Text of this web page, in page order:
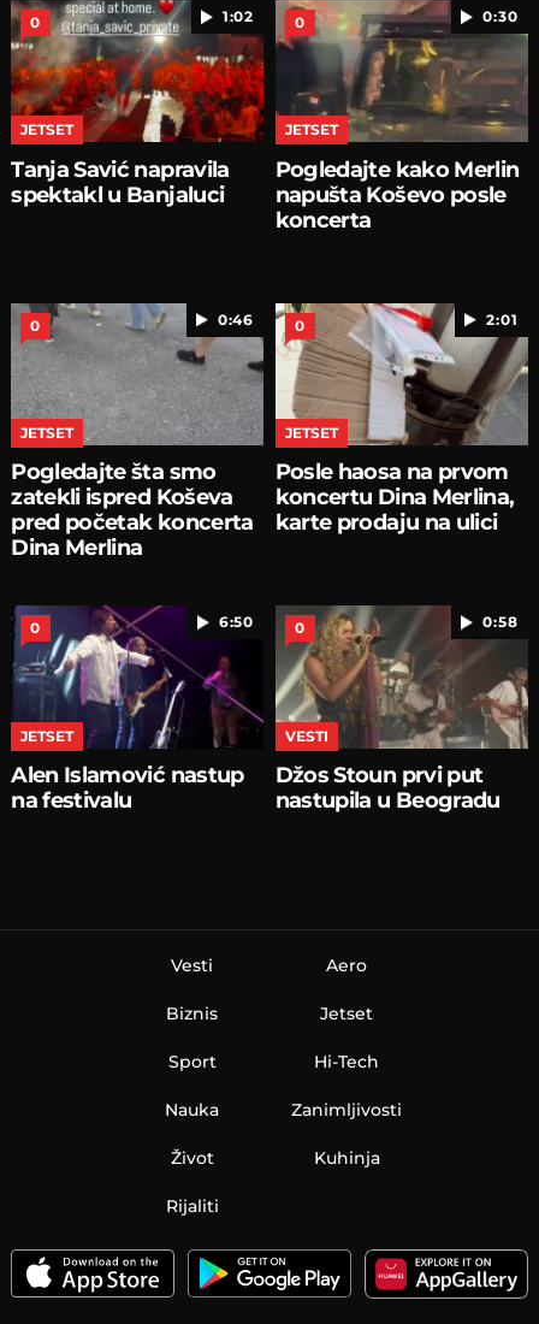
1:02
0
JETSET
Tanja Savić napravila
spektakl u Banjaluci
0:30
0
JETSET
Pogledajte kako Merlin
napušta Koševo posle
koncerta
0:46
0
JETSET
Pogledajte šta smo
zatekli ispred Koševa
pred početak koncerta
Dina Merlina
2:01
0
JETSET
Posle haosa na prvom
koncertu Dina Merlina,
karte prodaju na ulici
6:50
0
JETSET
Alen Islamović nastup
na festivalu
0:58
0
VESTI
Džos Stoun prvi put
nastupila u Beogradu
Vesti
Biznis
Sport
Nauka
Aero
Jetset
Hi-Tech
Zanimljivosti
Život Kuhinja
Rijaliti